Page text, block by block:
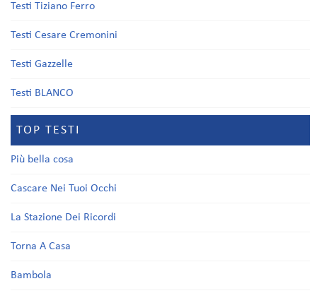
Testi Tiziano Ferro
Testi Cesare Cremonini
Testi Gazzelle
Testi BLANCO
TOP TESTI
Più bella cosa
Cascare Nei Tuoi Occhi
La Stazione Dei Ricordi
Torna A Casa
Bambola